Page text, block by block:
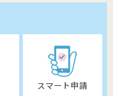
スマート申請